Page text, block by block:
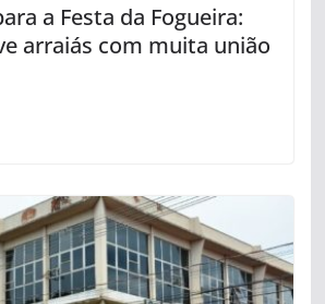
a Festa da Fogueira:
arraiás com muita união